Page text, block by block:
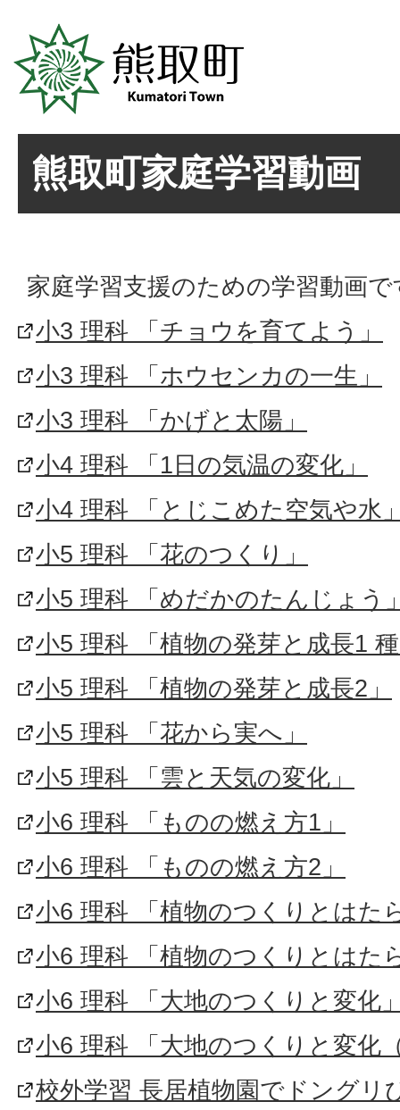
熊取町家庭学習動画
家庭学習支援のための学習動画
小3 理科 「チョウを育てよう」
小3 理科 「ホウセンカの一生」
小3 理科 「かげと太陽」
小4 理科 「1日の気温の変化」
小4 理科 「とじこめた空気や水
小5 理科 「花のつくり」
小5 理科 「めだかのたんじょう
小5 理科 「植物の発芽と成長1
小5 理科 「植物の発芽と成長2」
小5 理科 「花から実へ」
小5 理科 「雲と天気の変化」
小6 理科 「ものの燃え方1」
小6 理科 「ものの燃え方2」
小6 理科 「植物のつくりとはた
小6 理科 「植物のつくりとはた
小6 理科 「大地のつくりと変化
小6 理科 「大地のつくりと変化
校外学習 長居植物園でドングリ